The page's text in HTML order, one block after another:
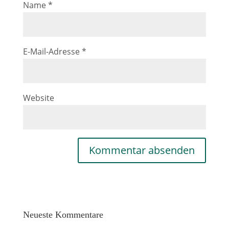
Name*
E-Mail-Adresse*
Website
Neueste Kommentare